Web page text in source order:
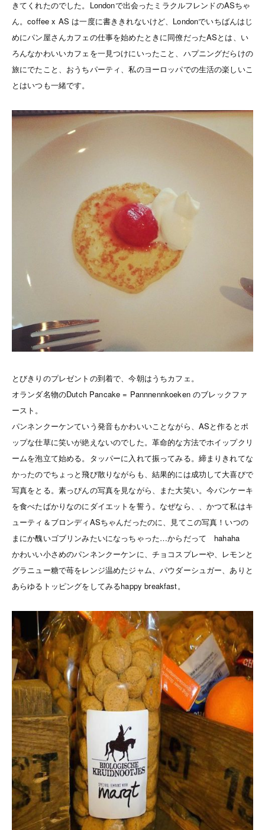
きてくれたのでした。Londonで出会ったミラクルフレンドのASちゃ
ん。coffee x AS は一度に書ききれないけど、Londonでいちばんはじ
めにパン屋さんカフェの仕事を始めたときに同僚だったASとは、い
ろんなかわいいカフェを一見つけにいったこと、ハプニングだらけの
旅にでたこと、おうちパーティ、私のヨーロッパでの生活の楽しいこ
とはいつも一緒です。
とびきりのプレゼントの到着で、今朝はうちカフェ。
オランダ名物のDutch Pancake = Pannnennkoeken のブレックファ
ースト。
パンネンクーケンていう発音もかわいいことながら、ASと作るとポ
ップな仕草に笑いが絶えないのでした。革命的な方法でホイップクリ
ームを泡立て始める。タッパーに入れて振ってみる。締まりきれてな
かったのでちょっと飛び散りながらも、結果的には成功して大喜びで
写真をとる。素っぴんの写真を見ながら、また大笑い。今パンケーキ
を食べたばかりなのにダイエットを誓う。なぜなら、、かつて私はキ
ューティ＆ブロンディASちゃんだったのに、見てこの写真！いつの
まにか醜いゴブリンみたいになっちゃった…からだって hahaha
かわいい小さめのパンネンクーケンに、チョコスプレーや、レモンと
グラニュー糖で苺をレンジ温めたジャム、パウダーシュガー、ありと
あらゆるトッピングをしてみるhappy breakfast。